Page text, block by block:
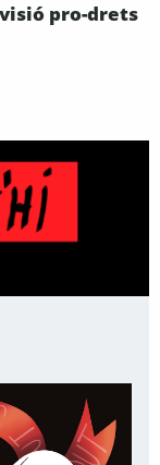
pro-drets